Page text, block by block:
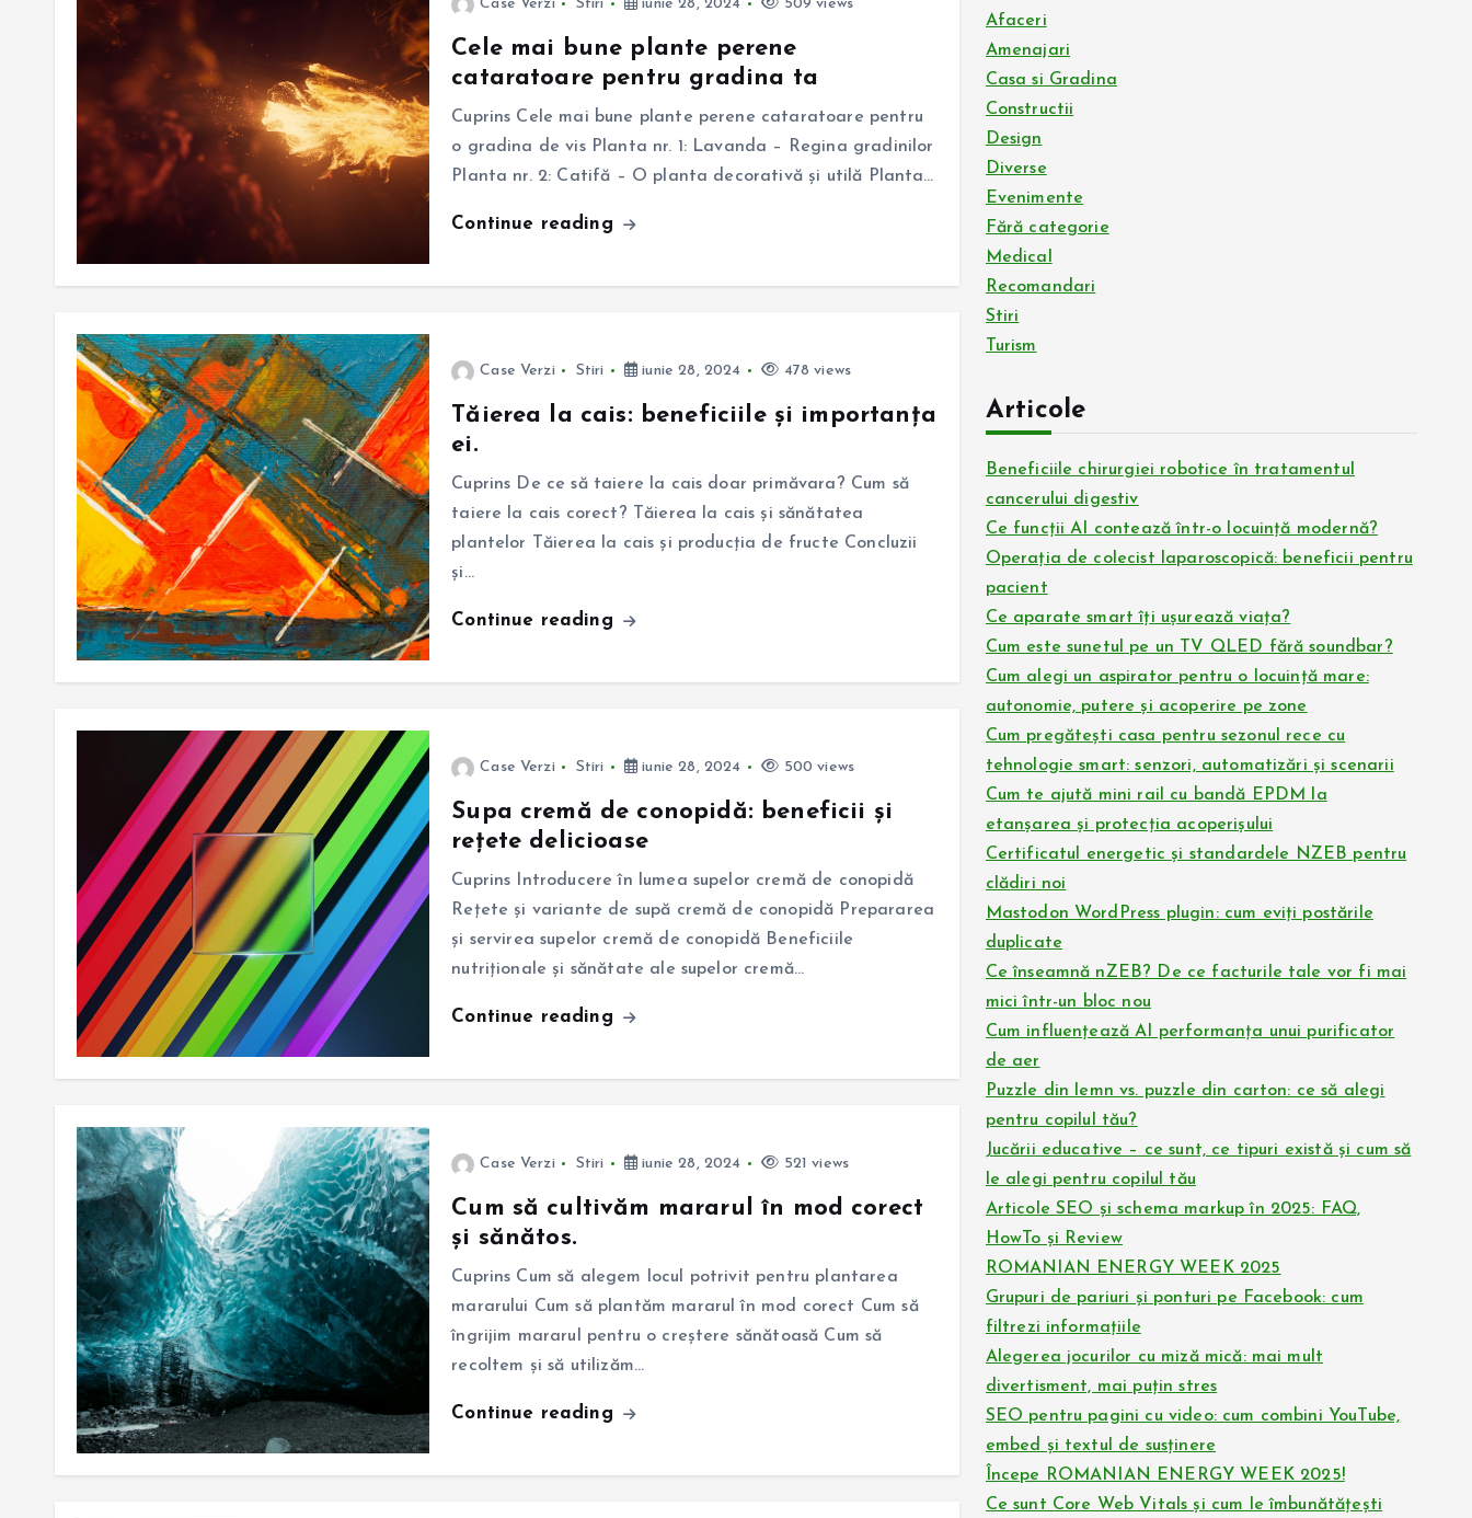
Case Verzi Stiri iunie 28, 2024 509 views
Cele mai bune plante perene
cataratoare pentru gradina ta
Cuprins Cele mai bune plante perene cataratoare pentru
o gradina de vis Planta nr. 1: Lavanda – Regina gradinilor
Planta nr. 2: Catifă – O planta decorativă și utilă Planta…
Continue reading
Case Verzi Stiri iunie 28, 2024 478 views
Tăierea la cais: beneficiile și importanța
ei.
Cuprins De ce să taiere la cais doar primăvara? Cum să
taiere la cais corect? Tăierea la cais și sănătatea
plantelor Tăierea la cais și producția de fructe Concluzii
și…
Continue reading
Case Verzi Stiri iunie 28, 2024 500 views
Supa cremă de conopidă: beneficii și
rețete delicioase
Cuprins Introducere în lumea supelor cremă de conopidă
Rețete și variante de supă cremă de conopidă Prepararea
și servirea supelor cremă de conopidă Beneficiile
nutriționale și sănătate ale supelor cremă…
Continue reading
Case Verzi Stiri iunie 28, 2024 521 views
Cum să cultivăm mararul în mod corect
și sănătos.
Cuprins Cum să alegem locul potrivit pentru plantarea
mararului Cum să plantăm mararul în mod corect Cum să
îngrijim mararul pentru o creștere sănătoasă Cum să
recoltem și să utilizăm…
Continue reading
Afaceri
Amenajari
Casa si Gradina
Constructii
Design
Diverse
Evenimente
Fără categorie
Medical
Recomandari
Stiri
Turism
Articole
Beneficiile chirurgiei robotice în tratamentul
cancerului digestiv
Ce funcții AI contează într-o locuință modernă?
Operația de colecist laparoscopică: beneficii pentru
pacient
Ce aparate smart îți ușurează viața?
Cum este sunetul pe un TV QLED fără soundbar?
Cum alegi un aspirator pentru o locuință mare:
autonomie, putere și acoperire pe zone
Cum pregătești casa pentru sezonul rece cu
tehnologie smart: senzori, automatizări și scenarii
Cum te ajută mini rail cu bandă EPDM la
etanșarea și protecția acoperișului
Certificatul energetic și standardele NZEB pentru
clădiri noi
Mastodon WordPress plugin: cum eviți postările
duplicate
Ce înseamnă nZEB? De ce facturile tale vor fi mai
mici într-un bloc nou
Cum influențează AI performanța unui purificator
de aer
Puzzle din lemn vs. puzzle din carton: ce să alegi
pentru copilul tău?
Jucării educative – ce sunt, ce tipuri există și cum să
le alegi pentru copilul tău
Articole SEO și schema markup în 2025: FAQ,
HowTo și Review
ROMANIAN ENERGY WEEK 2025
Grupuri de pariuri și ponturi pe Facebook: cum
filtrezi informațiile
Alegerea jocurilor cu miză mică: mai mult
divertisment, mai puțin stres
SEO pentru pagini cu video: cum combini YouTube,
embed și textul de susținere
Începe ROMANIAN ENERGY WEEK 2025!
Ce sunt Core Web Vitals și cum le îmbunătățești